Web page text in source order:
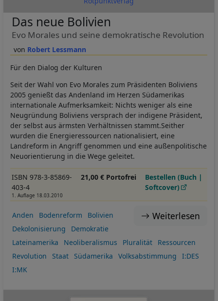
Robert Lessmann
Das neue Bolivien
Evo Morales und seine demokratische Revolution
Für den Dialog der Kulturen
Seit der Wahl von Evo Morales zum Präsidenten Boliviens
2005 genießt das Andenland im Herzen Südamerikas
internationale Aufmerksamkeit: Nichts weniger als eine
Neugründung Boliviens versprach der indigene Präsident,
der selbst aus ärmsten Verhältnissen stammt.Seither
wurden die Energieressourcen nationalisiert, eine
Landreform in Angriff genommen und eine außenpolitische
Neuorientierung in die Wege geleitet.
ISBN 978-3-85869-
403-4
1. Auflage 18.03.2010
21,00 € Portofrei
Bestellen (Buch |
Softcover)
Weiterlesen
Anden Bodenreform
Bolivien
Dekolonisierung
Demokratie
Lateinamerika
Neoliberalismus Pluralität
Ressourcen
Revolution
Staat Südamerika Volksabstimmung
I:DES
I:MK